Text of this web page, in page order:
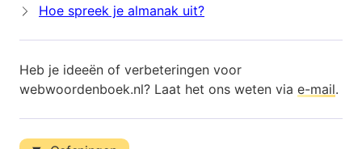
Hoe spreek je almanak uit?
Heb je ideeën of verbeteringen voor
webwoordenboek.nl? Laat het ons weten via e-mail.